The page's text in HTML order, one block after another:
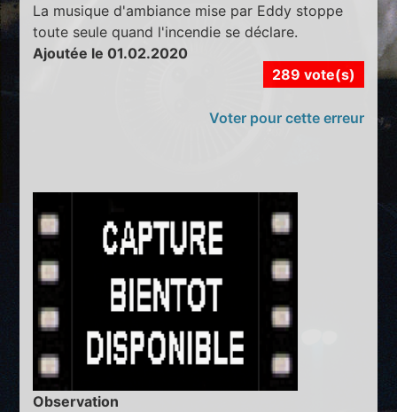
La musique d'ambiance mise par Eddy stoppe
toute seule quand l'incendie se déclare.
Ajoutée le 01.02.2020
289 vote(s)
Voter pour cette erreur
Observation